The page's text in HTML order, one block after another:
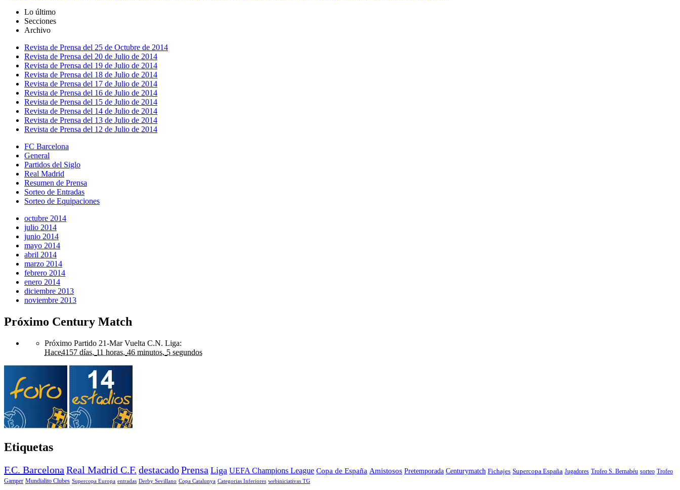
Lo último
Secciones
Archivo
Revista de Prensa del 25 de Octubre de 2014
Revista de Prensa del 20 de Julio de 2014
Revista de Prensa del 19 de Julio de 2014
Revista de Prensa del 18 de Julio de 2014
Revista de Prensa del 17 de Julio de 2014
Revista de Prensa del 16 de Julio de 2014
Revista de Prensa del 15 de Julio de 2014
Revista de Prensa del 14 de Julio de 2014
Revista de Prensa del 13 de Julio de 2014
Revista de Prensa del 12 de Julio de 2014
FC Barcelona
General
Partidos del Siglo
Real Madrid
Resumen de Prensa
Sorteo de Entradas
Sorteo de Equipaciones
octubre 2014
julio 2014
junio 2014
mayo 2014
abril 2014
marzo 2014
febrero 2014
enero 2014
diciembre 2013
noviembre 2013
Próximo Century Match
Próximo Partido 21-Mar Vuelta C.N. Liga:
Hace4157 días, 11 horas, 46 minutos, 5 segundos
Etiquetas
F.C. Barcelona Real Madrid C.F. destacadoPrensa Liga UEFA Champions League Copa de España Amistosos Pretemporada Centurymatch Fichajes Supercopa España Jugadores Trofeo S. Bernabéu sorteo Trofeo
Gamper Mundialito Clubes Supercopa Europa entradas Derby Sevillano Copa Catalunya Categorias Inferiores webiniciativas TG